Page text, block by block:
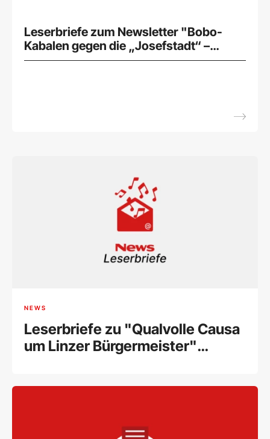
Leserbriefe zum Newsletter "Bobo-
Kabalen gegen die „Josefstadt“ –
Schwafel-„Hamlet“ an der Burg"
NEWS
Leserbriefe zu "Qualvolle Causa
um Linzer Bürgermeister"